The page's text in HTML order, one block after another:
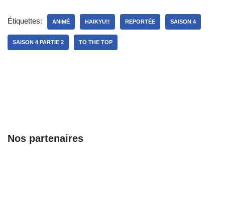
Étiquettes: ANIMÉ HAIKYU!! REPORTÉE SAISON 4
SAISON 4 PARTIE 2 TO THE TOP
Nos partenaires